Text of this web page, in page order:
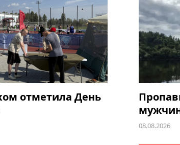
отметила День
08.08.2026